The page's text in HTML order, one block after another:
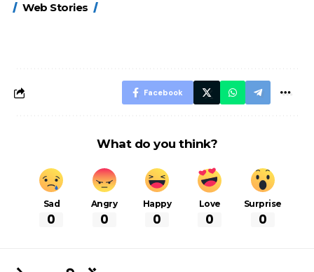
Web Stories
FASTag के ये नए
Facebook
What do you think?
Sad
0
Angry
0
Happy
0
Love
0
Surprise
0